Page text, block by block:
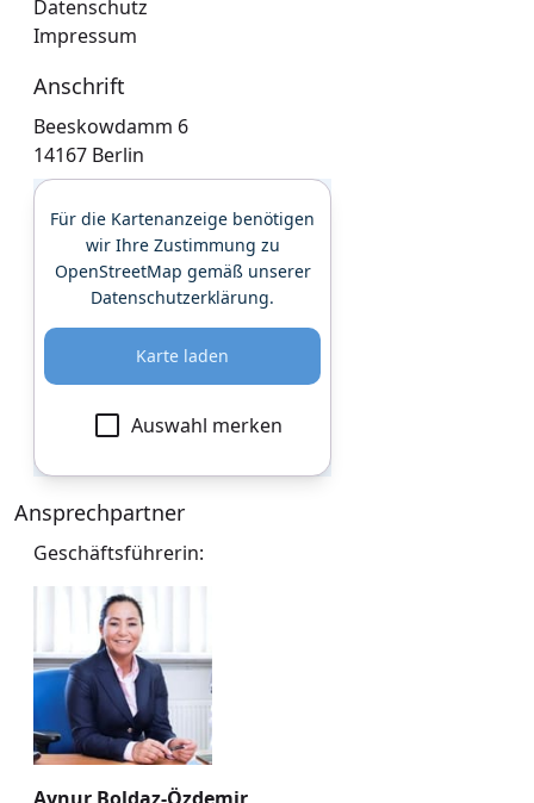
Datenschutz
Impressum
Anschrift
Beeskowdamm 6
14167 Berlin
Für die Kartenanzeige benötigen
wir Ihre Zustimmung zu
OpenStreetMap gemäß unserer
Datenschutzerklärung.
Karte laden
Auswahl merken
Ansprechpartner
Geschäftsführerin: